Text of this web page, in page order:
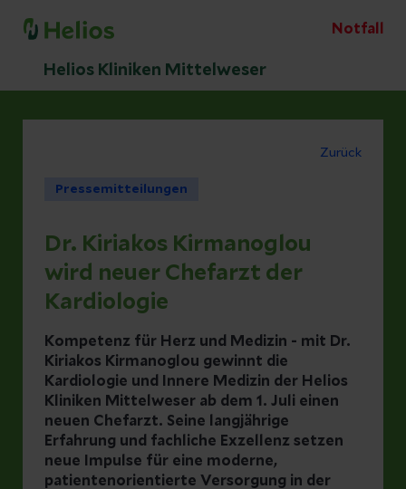
Notfall
Helios Kliniken Mittelweser
Zurück
Pressemitteilungen
Dr. Kiriakos Kirmanoglou
wird neuer Chefarzt der
Kardiologie
Kompetenz für Herz und Medizin - mit Dr.
Kiriakos Kirmanoglou gewinnt die
Kardiologie und Innere Medizin der Helios
Kliniken Mittelweser ab dem 1. Juli einen
neuen Chefarzt. Seine langjährige
Erfahrung und fachliche Exzellenz setzen
neue Impulse für eine moderne,
patientenorientierte Versorgung in der